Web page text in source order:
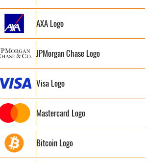
AXA Logo
JPMorgan Chase Logo
Visa Logo
Mastercard Logo
Bitcoin Logo